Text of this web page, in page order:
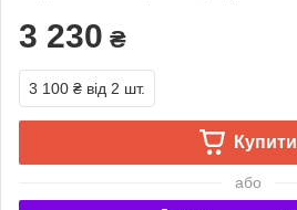
3 230 ₴
3 100 ₴ від 2 шт.
Купити
або